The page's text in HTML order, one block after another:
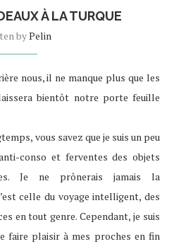
À LA TURQUE
byPelin
nous, il ne manque plus que les
bientôt notre porte feuille
vous savez que je suis un peu
conso et ferventes des objets
Je ne prônerais jamais la
celle du voyage intelligent, des
en tout genre. Cependant, je suis
faire plaisir à mes proches en fin